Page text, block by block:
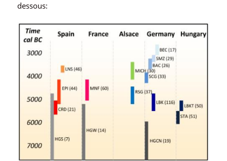
dessous: